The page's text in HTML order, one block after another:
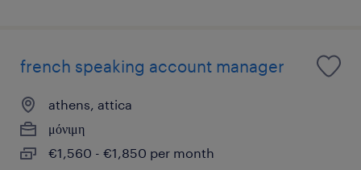
french speaking account manager
athens, attica
μόνιμη
€1,560 - €1,850 per month